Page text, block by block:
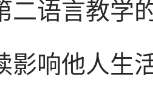
二语言教学
影响他人生